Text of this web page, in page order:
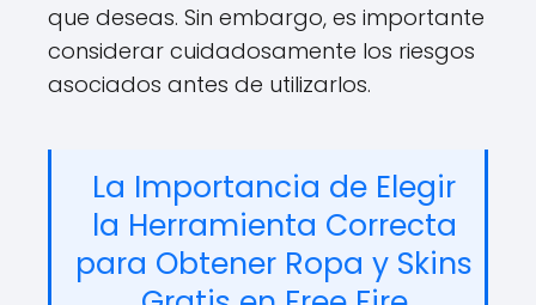
que deseas. Sin embargo, es importante
considerar cuidadosamente los riesgos
asociados antes de utilizarlos.
La Importancia de Elegir
la Herramienta Correcta
para Obtener Ropa y Skins